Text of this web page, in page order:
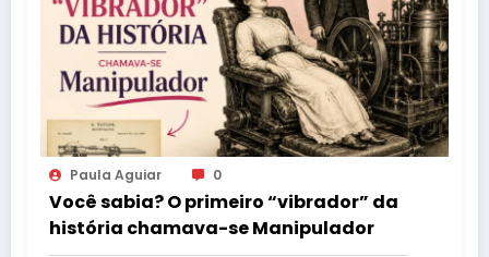
Paula Aguiar 0
Você sabia? O primeiro “vibrador” da
história chamava-se Manipulador